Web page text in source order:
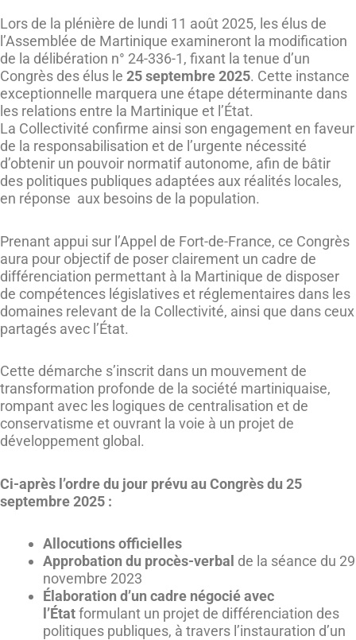
Lors de la plénière de lundi 11 août 2025, les élus de
l’Assemblée de Martinique examineront la modification
de la délibération n° 24-336-1, fixant la tenue d’un
Congrès des élus le 25 septembre 2025. Cette instance
exceptionnelle marquera une étape déterminante dans
les relations entre la Martinique et l’État.
La Collectivité confirme ainsi son engagement en faveur
de la responsabilisation et de l’urgente nécessité
d’obtenir un pouvoir normatif autonome, afin de bâtir
des politiques publiques adaptées aux réalités locales,
en réponse aux besoins de la population.
Prenant appui sur l’Appel de Fort-de-France, ce Congrès
aura pour objectif de poser clairement un cadre de
différenciation permettant à la Martinique de disposer
de compétences législatives et réglementaires dans les
domaines relevant de la Collectivité, ainsi que dans ceux
partagés avec l’État.
Cette démarche s’inscrit dans un mouvement de
transformation profonde de la société martiniquaise,
rompant avec les logiques de centralisation et de
conservatisme et ouvrant la voie à un projet de
développement global.
Ci-après l’ordre du jour prévu au Congrès du 25
septembre 2025 :
Allocutions officielles
Approbation du procès-verbal de la séance du 29
novembre 2023
Élaboration d’un cadre négocié avec
l’Étatformulant un projet de différenciation des
politiques publiques, à travers l’instauration d’un